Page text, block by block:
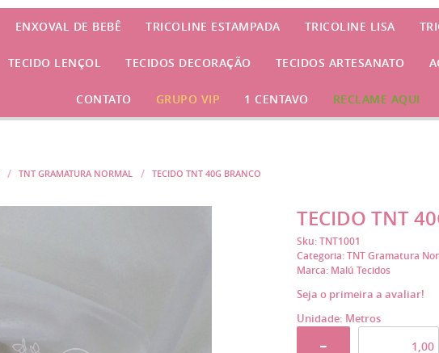
ENXOVAL DE BEBÊ TRICOLINE ESTAMPADA TRICOLINE LISA
TECIDO LENÇOL TECIDOS DECORAÇÃO TECIDOS ARTESANATO
CONTATO GRUPO VIP 1 CENTAVO RECLAME AQUI
TNT GRAMATURA NORMAL TECIDO TNT 40G BRANCO
TECIDO TNT
Sku:TNT1001
Categoria: TNT Gramatura
Marca: Malú Tecidos
Seja o primeira a avaliar!
Unidade: Metros